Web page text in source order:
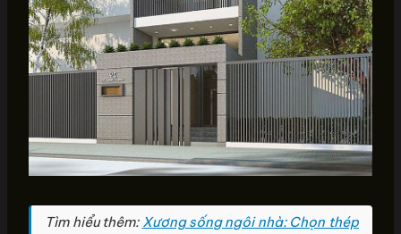
Tìm hiểu thêm: Xương sống ngôi nhà: Chọn thép